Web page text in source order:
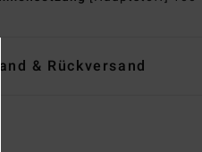
& Rückversand